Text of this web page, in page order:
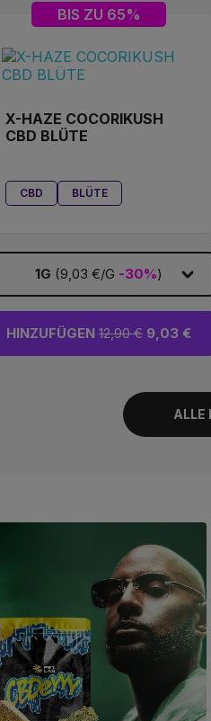
BIS ZU 65%
X-HAZE COCORIKUSH
CBD BLÜTE
CBD BLÜTE
1G (9,03 €/G -30%)
HINZUFÜGEN 12,90 € 9,03 €
ALLE